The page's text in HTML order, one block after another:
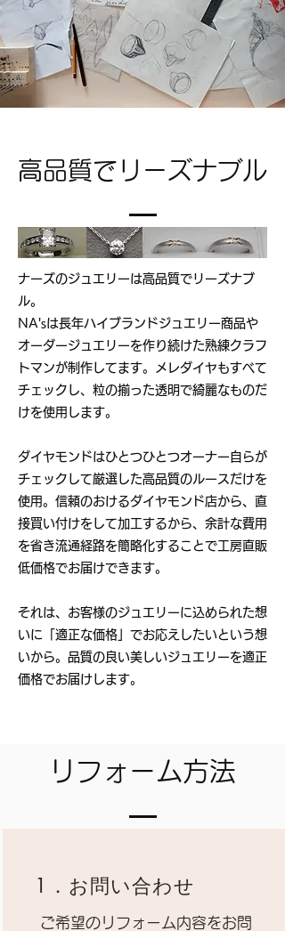
高品質でリーズナブル
ナーズのジュエリーは高品質でリーズナブ
ル。
NA'sは長年ハイブランドジュエリー商品や
オーダージュエリーを作り続けた熟練クラフ
トマンが制作してます。メレダイヤもすべて
チェックし、粒の揃った透明で綺麗なものだ
けを使用します。
ダイヤモンドはひとつひとつオーナー自らが
チェックして厳選した高品質のルースだけを
使用。信頼のおけるダイヤモンド店から、直
接買い付けをして加工するから、余計な費用
を省き流通経路を簡略化することで工房直販
低価格でお届けできます。
それは、お客様のジュエリーに込められた想
いに「適正な価格」でお応えしたいという想
いから。品質の良い美しいジュエリーを適正
価格でお届けします。
リフォーム方法
1．お問い合わせ
ご希望のリフォーム内容をお問